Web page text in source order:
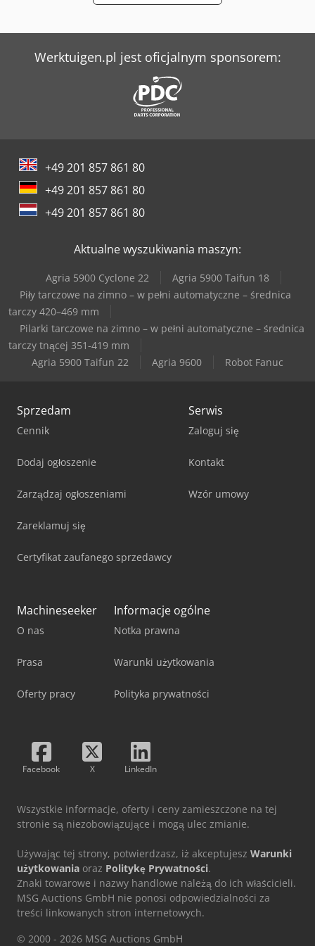
Weyrauch Sw 32 G
Werktuigen.pl jest oficjalnym sponsorem:
+49 201 857 861 80
+49 201 857 861 80
+49 201 857 861 80
Aktualne wyszukiwania maszyn:
Agria 5900 Cyclone 22
Agria 5900 Taifun 18
Piły tarczowe na zimno – w pełni automatyczne – średnica
tarczy 420–469 mm
Pilarki tarczowe na zimno – w pełni automatyczne – średnica
tarczy tnącej 351-419 mm
Agria 5900 Taifun 22
Agria 9600 Robot Fanuc
Sprzedam
Cennik
Dodaj ogłoszenie
Zarządzaj ogłoszeniami
Zareklamuj się
Certyfikat zaufanego sprzedawcy
Serwis
Zaloguj się
Kontakt
Wzór umowy
Machineseeker
O nas
Prasa
Oferty pracy
Informacje ogólne
Notka prawna
Warunki użytkowania
Polityka prywatności
Facebook X LinkedIn
Wszystkie informacje, oferty i ceny zamieszczone na tej
stronie są niezobowiązujące i mogą ulec zmianie.
Używając tej strony, potwierdzasz, iż akceptujesz Warunki
użytkowania oraz Politykę Prywatności.
Znaki towarowe i nazwy handlowe należą do ich właścicieli.
MSG Auctions GmbH nie ponosi odpowiedzialności za
treści linkowanych stron internetowych.
© 2000 - 2026 MSG Auctions GmbH